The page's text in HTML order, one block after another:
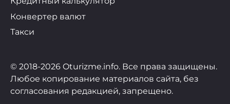
Конвертер валют
Такси
© 2018-2026 Oturizme.info. Все права защищены.
Любое копирование материалов сайта, без
согласования редакцией, запрещено.